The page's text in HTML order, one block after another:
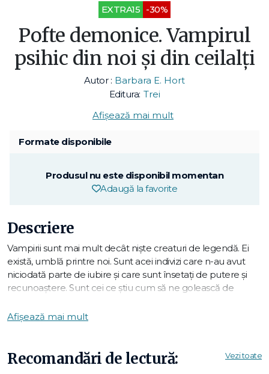
EXTRA15 -30%
Pofte demonice. Vampirul
psihic din noi și din ceilalţi
Autor : Barbara E. Hort
Editura: Trei
Afișează mai mult
Formate disponibile
Produsul nu este disponibil momentan
Adaugă la favorite
Descriere
Vampirii sunt mai mult decât nişte creaturi de legendă. Ei
există, umblă printre noi. Sunt acei indivizi care n-au avut
niciodată parte de iubire şi care sunt însetaţi de putere şi
recunoaştere. Sunt cei ce ştiu cum să ne golească de
În fascinantul ei studiu despre acest sumbru arhetip
strigoi: de la celebrul romanDracula(Bram Stoker) la
thrillerul Tăcerea mieilor. Dintr-o perspectivă jungiană,
Afișează mai mult
Recomandări de lectură: Vezi toate